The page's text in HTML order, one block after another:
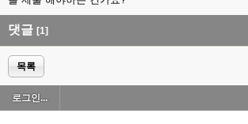
댓글 [1]
목록
로그인...